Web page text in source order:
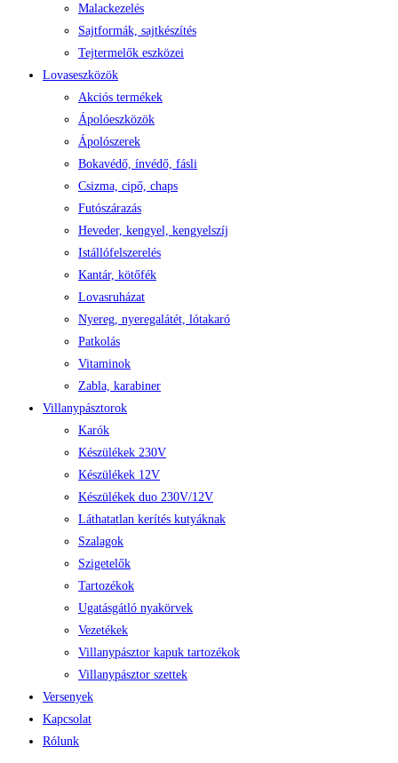
Malackezelés
Sajtformák, sajtkészítés
Tejtermelők eszközei
Lovaseszközök
Akciós termékek
Ápolóeszközök
Ápolószerek
Bokavédő, ínvédő, fásli
Csizma, cipő, chaps
Futószárazás
Heveder, kengyel, kengyelszíj
Istállófelszerelés
Kantár, kötőfék
Lovasruházat
Nyereg, nyeregalátét, lótakaró
Patkolás
Vitaminok
Zabla, karabiner
Villanypásztorok
Karók
Készülékek 230V
Készülékek 12V
Készülékek duo 230V/12V
Láthatatlan kerítés kutyáknak
Szalagok
Szigetelők
Tartozékok
Ugatásgátló nyakörvek
Vezetékek
Villanypásztor kapuk tartozékok
Villanypásztor szettek
Versenyek
Kapcsolat
Rólunk